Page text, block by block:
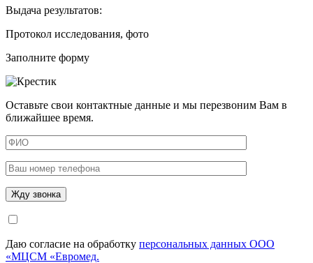
Выдача результатов:
Протокол исследования, фото
Заполните форму
Оставьте свои контактные данные и мы перезвоним Вам в
ближайшее время.
Даю согласие на обработку персональных данных ООО
«МЦСМ «Евромед.